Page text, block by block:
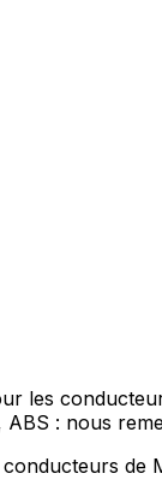
les
: nous
de